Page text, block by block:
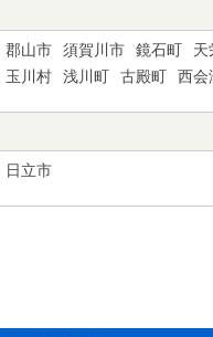
郡山市 須賀川市 鏡石町 天
玉川村
浅川町 古殿町 西会
日立市